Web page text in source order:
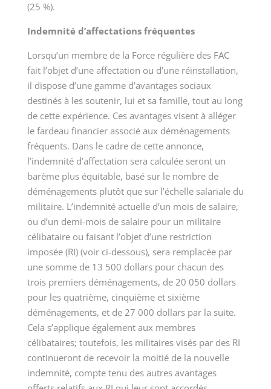
(25 %).
Indemnité d’affectations fréquentes
Lorsqu’un membre de la Force régulière des FAC
fait l’objet d’une affectation ou d’une réinstallation,
il dispose d’une gamme d’avantages sociaux
destinés à les soutenir, lui et sa famille, tout au long
de cette expérience. Ces avantages visent à alléger
le fardeau financier associé aux déménagements
fréquents. Dans le cadre de cette annonce,
l’indemnité d’affectation sera calculée seront un
barème plus équitable, basé sur le nombre de
déménagements plutôt que sur l’échelle salariale du
militaire. L’indemnité actuelle d’un mois de salaire,
ou d’un demi-mois de salaire pour un militaire
célibataire ou faisant l’objet d’une restriction
imposée (RI) (voir ci-dessous), sera remplacée par
une somme de 13 500 dollars pour chacun des
trois premiers déménagements, de 20 050 dollars
pour les quatrième, cinquième et sixième
déménagements, et de 27 000 dollars par la suite.
Cela s’applique également aux membres
célibataires; toutefois, les militaires visés par des RI
continueront de recevoir la moitié de la nouvelle
indemnité, compte tenu des autres avantages